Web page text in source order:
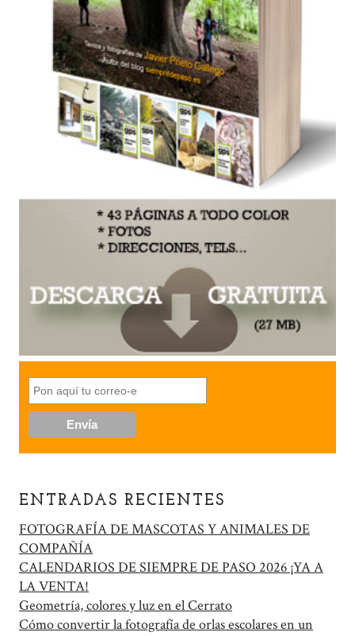
ENTRADAS RECIENTES
FOTOGRAFÍA DE MASCOTAS Y ANIMALES DE
COMPAÑÍA
CALENDARIOS DE SIEMPRE DE PASO 2026 ¡YA A
LA VENTA!
Geometría, colores y luz en el Cerrato
Cómo convertir la fotografía de orlas escolares en un